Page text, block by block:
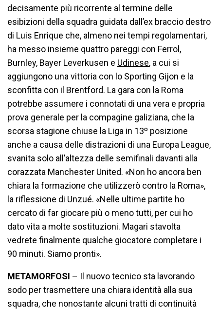
decisamente più ricorrente al termine delle
esibizioni della squadra guidata dall’ex braccio destro
di Luis Enrique che, almeno nei tempi regolamentari,
ha messo insieme quattro pareggi con Ferrol,
Burnley, Bayer Leverkusen e Udinese, a cui si
aggiungono una vittoria con lo Sporting Gijon e la
sconfitta con il Brentford. La gara con la Roma
potrebbe assumere i connotati di una vera e propria
prova generale per la compagine galiziana, che la
scorsa stagione chiuse la Liga in 13º posizione
anche a causa delle distrazioni di una Europa League,
svanita solo all’altezza delle semifinali davanti alla
corazzata Manchester United. «Non ho ancora ben
chiara la formazione che utilizzerò contro la Roma»,
la riflessione di Unzué. «Nelle ultime partite ho
cercato di far giocare più o meno tutti, per cui ho
dato vita a molte sostituzioni. Magari stavolta
vedrete finalmente qualche giocatore completare i
90 minuti. Siamo pronti».
METAMORFOSI – Il nuovo tecnico sta lavorando
sodo per trasmettere una chiara identità alla sua
squadra, che nonostante alcuni tratti di continuità